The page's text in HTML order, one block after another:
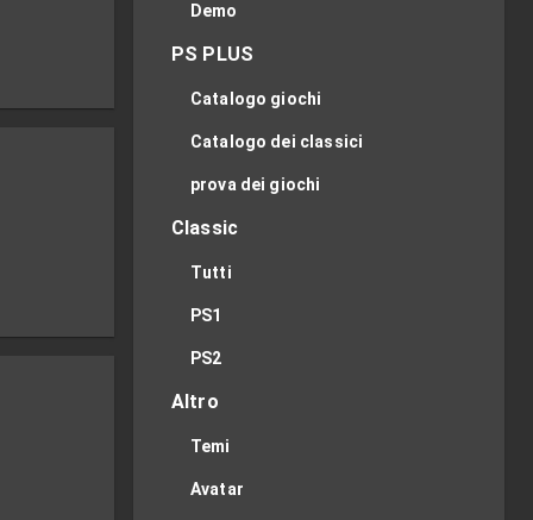
Demo
PS PLUS
Catalogo giochi
Catalogo dei classici
prova dei giochi
Classic
Tutti
PS1
PS2
Altro
Temi
Avatar